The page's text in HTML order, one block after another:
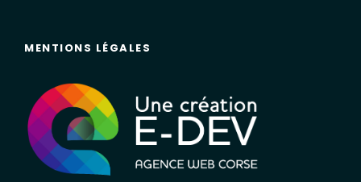
MENTIONS LÉGALES